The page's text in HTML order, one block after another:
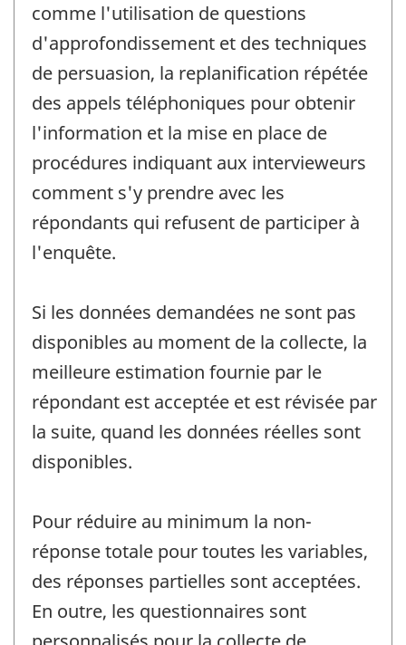
comme l'utilisation de questions
d'approfondissement et des techniques
de persuasion, la replanification répétée
des appels téléphoniques pour obtenir
l'information et la mise en place de
procédures indiquant aux intervieweurs
comment s'y prendre avec les
répondants qui refusent de participer à
l'enquête.
Si les données demandées ne sont pas
disponibles au moment de la collecte, la
meilleure estimation fournie par le
répondant est acceptée et est révisée par
la suite, quand les données réelles sont
disponibles.
Pour réduire au minimum la non-
réponse totale pour toutes les variables,
des réponses partielles sont acceptées.
En outre, les questionnaires sont